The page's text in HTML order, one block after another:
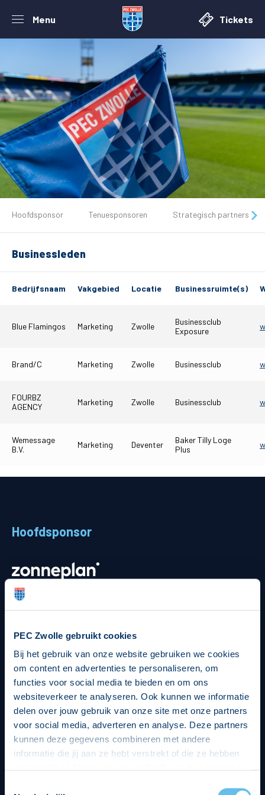
PEC Zwolle gebruikt cookies
Bij het gebruik van onze website gebruiken we cookies
om content en advertenties te personaliseren, om
functies voor social media te bieden en om ons
websiteverkeer te analyseren. Ook kunnen we informatie
delen over jouw gebruik van onze site met onze partners
voor social media, adverteren en analyse. Deze partners
kunnen deze gegevens combineren met andere
informatie die jij aan ze hebt verstrekt of die ze hebben
Menu Tickets
Tickets
MVO & Regio
Hoofdsponsor Tenuesponsoren Strategisch partners
Businessleden
Bedrijfsnaam Vakgebied Locatie Businessruimte(s)
Blue Flamingos Marketing Zwolle
Businessclub
Exposure
Brand/C Marketing Zwolle Businessclub
FOURBZ
AGENCY
Marketing Zwolle Businessclub
Wemessage
B.V.
Marketing Deventer
Baker Tilly Loge
Plus
Hoofdsponsor